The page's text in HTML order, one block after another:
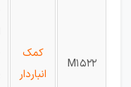
M1522
کمک
انباردار